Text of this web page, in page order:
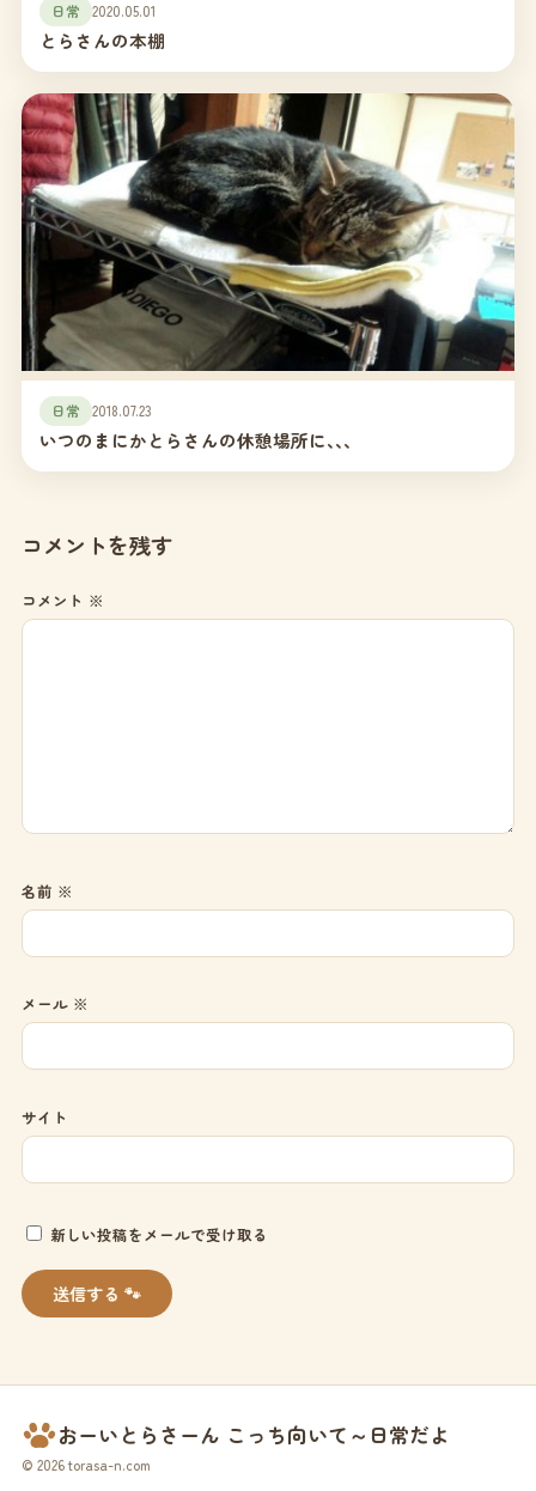
日常 2020.05.01
とらさんの本棚
日常 2018.07.23
いつのまにかとらさんの休憩場所に､､､
コメントを残す
コメント ※
名前 ※
メール ※
サイト
新しい投稿をメールで受け取る
おーいとらさーん こっち向いて～日常だよ
© 2026 torasa-n.com